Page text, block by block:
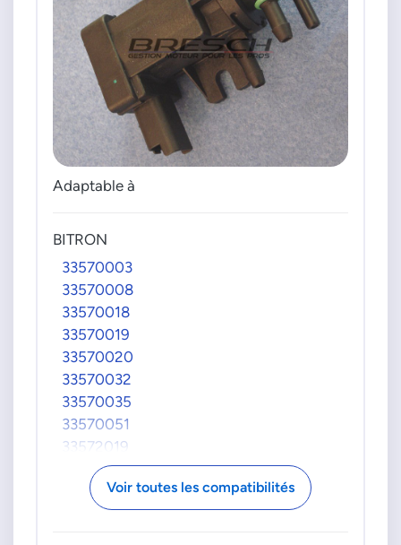
Adaptable à
BITRON
33570003
33570008
33570018
33570019
33570020
33570032
33570035
33570051
33572019
33572051
9665247080
9665886280
Voir toutes les compatibilités